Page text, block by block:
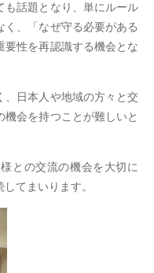
も話題となり、単にルール
く、「なぜ守る必要がある
要性を再認識する機会とな
、日本人や地域の方々と交
会を持つことが難しいと
との交流の機会を大切に
てまいります。